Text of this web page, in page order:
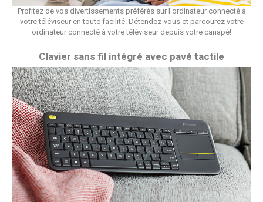
Profitez de vos divertissements préférés sur l'ordinateur connecté à
votre téléviseur en toute facilité. Détendez-vous et parcourez votre
ordinateur connecté à votre téléviseur depuis votre canapé!
Clavier sans fil intégré avec pavé tactile